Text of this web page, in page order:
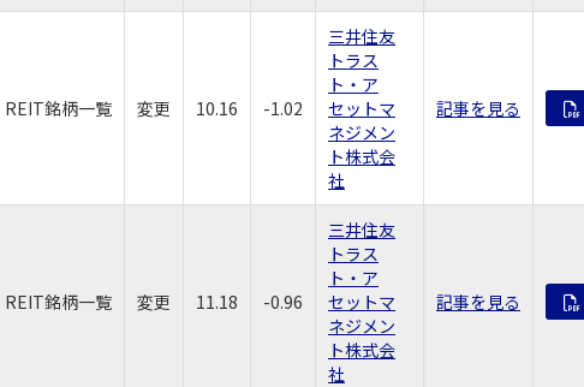
REIT銘柄一覧 変更 10.16 -1.02
三井住友
トラス
ト・ア
セットマ
ネジメン
ト株式会
社
記事を見る
REIT銘柄一覧 変更 11.18 -0.96
三井住友
トラス
ト・ア
セットマ
ネジメン
ト株式会
社
記事を見る